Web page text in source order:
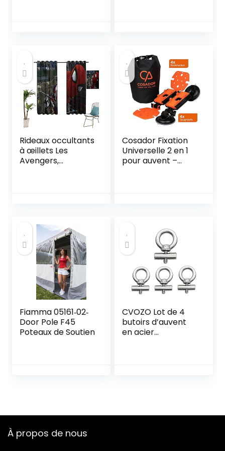
Voiture pour
Ustensiles,
Camping-Cars,
Bateaux, Maison
(avec 20 Vis)
Bateau
Rideaux occultants
à œillets Les
Avengers,
Cosador Fixation
Universelle 2 en 1
pour auvent –
Accessoire de
Camping-Car
Fiamma 05161‐02‐
Door Pole F45
Poteaux de Soutien
CVOZO Lot de 4
butoirs d’auvent
en acier
camping-car,
À propos de nous